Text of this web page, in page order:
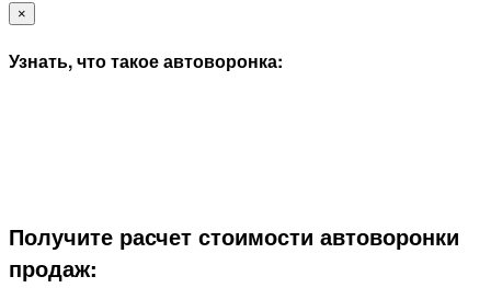
×
Узнать, что такое автоворонка:
Получите расчет стоимости автоворонки
продаж: